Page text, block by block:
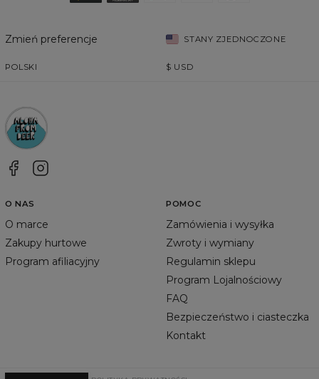
Zmień preferencje STANY ZJEDNOCZONE
POLSKI $ USD
O NAS
O marce
Zakupy hurtowe
Program afiliacyjny
POMOC
Zamówienia i wysyłka
Zwroty i wymiany
Regulamin sklepu
Program Lojalnościowy
FAQ
Bezpieczeństwo i ciasteczka
Kontakt